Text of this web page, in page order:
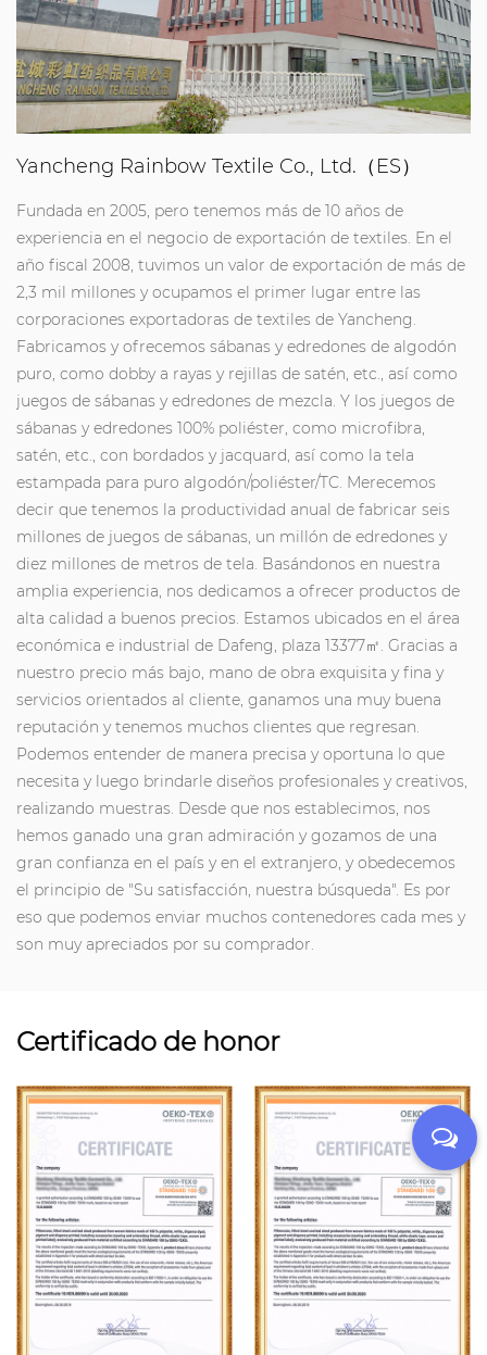
Yancheng Rainbow Textile Co., Ltd.（ES）
Fundada en 2005, pero tenemos más de 10 años de
experiencia en el negocio de exportación de textiles. En el
año fiscal 2008, tuvimos un valor de exportación de más de
2,3 mil millones y ocupamos el primer lugar entre las
corporaciones exportadoras de textiles de Yancheng.
Fabricamos y ofrecemos sábanas y edredones de algodón
puro, como dobby a rayas y rejillas de satén, etc., así como
juegos de sábanas y edredones de mezcla. Y los juegos de
sábanas y edredones 100% poliéster, como microfibra,
satén, etc., con bordados y jacquard, así como la tela
estampada para puro algodón/poliéster/TC. Merecemos
decir que tenemos la productividad anual de fabricar seis
millones de juegos de sábanas, un millón de edredones y
diez millones de metros de tela. Basándonos en nuestra
amplia experiencia, nos dedicamos a ofrecer productos de
alta calidad a buenos precios. Estamos ubicados en el área
económica e industrial de Dafeng, plaza 13377㎡. Gracias a
nuestro precio más bajo, mano de obra exquisita y fina y
servicios orientados al cliente, ganamos una muy buena
reputación y tenemos muchos clientes que regresan.
Podemos entender de manera precisa y oportuna lo que
necesita y luego brindarle diseños profesionales y creativos,
realizando muestras. Desde que nos establecimos, nos
hemos ganado una gran admiración y gozamos de una
gran confianza en el país y en el extranjero, y obedecemos
el principio de "Su satisfacción, nuestra búsqueda". Es por
eso que podemos enviar muchos contenedores cada mes y
son muy apreciados por su comprador.
Certificado de honor